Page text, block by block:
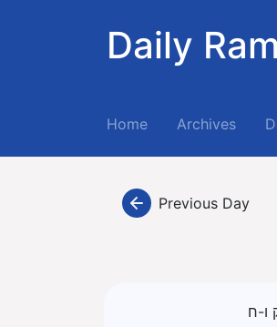
Daily
Home(current)Archives
Previous Day
ו-ח